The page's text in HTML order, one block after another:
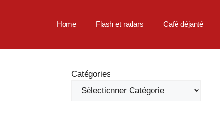
Home Flash et radars Café déjanté
Catégories